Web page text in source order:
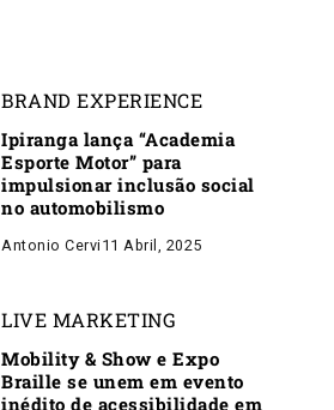
BRAND EXPERIENCE
Ipiranga lança “Academia
Esporte Motor” para
impulsionar inclusão social
no automobilismo
Antonio Cervi 11 Abril, 2025
LIVE MARKETING
Mobility & Show e Expo
Braille se unem em evento
inédito de acessibilidade em